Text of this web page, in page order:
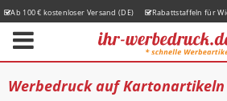
Ab 100 € kostenloser Versand (DE)
Rabattstaffeln für
Werbedruck auf Kartonartikeln